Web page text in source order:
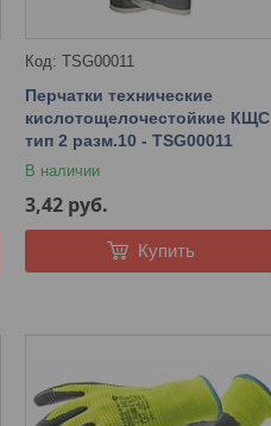
TSG00011
Перчатки технические
кислотощелочестойкие КЩС
тип 2 разм.10 - TSG00011
В наличии
3,42 руб.
Купить